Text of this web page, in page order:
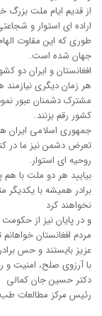
از قدیم ایام ملت بزرگ
اراده ای استوار و
طوری که این مقاوت
جهان شده است.
افغانستان و ایران دو
هر زمان دیگری
مشترک دشمنان عبور
کشور رقم بزنند.
جمهوری اسلامی ایران
تعرض دشمن نیز ما در
روحیه ای استوار.
بیایید هر دو ملت با
برادر همیشه با یکدیگر
نخواهند کرد
و در پایان نیز از
مردم افغانستان
عزیز بایستند و حس
با آرزوی صلح، امنیت و
دکتر حسین جان کمالی
رئیس مرکز مطالعات